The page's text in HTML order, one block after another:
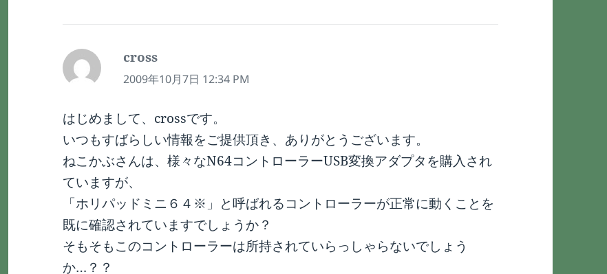
cross
り:
2009年10月7日 12:34 PM
はじめまして、crossです。
いつもすばらしい情報をご提供頂き、ありがとうございます。
ねこかぶさんは、様々なN64コントローラーUSB変換アダプタを購入され
ていますが、
「ホリパッドミニ６４※」と呼ばれるコントローラーが正常に動くことを
既に確認されていますでしょうか？
そもそもこのコントローラーは所持されていらっしゃらないでしょう
か…？？